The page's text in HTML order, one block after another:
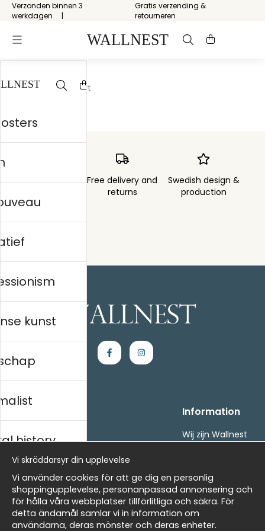
Verzonden binnen 3
werkdagen
Gratis verzending &
retourneren
Start / Aboriginal Art
Order sent within Free delivery and
returns
Swedish design &
production
Kontakta oss
- Returer och återbetalningar
- Leverans - enkelt, snabbt &amp; gratis
Om cookies
Mina favoriter
Information
Wij zijn Wallnest
Nieuwsbrief
kunst
history
Vi skräddarsyr din upplevelse
Vi använder cookies för att ge dig en personlig
shoppingupplevelse, personanpassad annonsering och
för hålla våra webbplatser tillförlitliga och säkra. För
detta ändamål samlar vi in information om
användarna, deras mönster och deras enheter.